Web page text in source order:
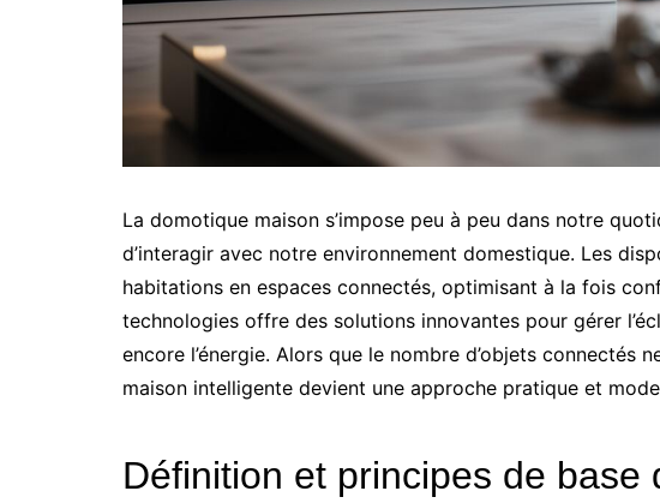
La domotique maison s’impose peu à peu dans notre
d’interagir avec notre environnement domestique. Les
habitations en espaces connectés, optimisant à la fois
technologies offre des solutions innovantes pour gérer
encore l’énergie. Alors que le nombre d’objets connectés
maison intelligente devient une approche pratique et
Définition et principes de base